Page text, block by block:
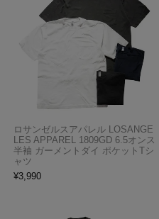
ロサンゼルスアパレル LOSANGE
LES APPAREL 1809GD 6.5オンス
半袖 ガーメントダイ ポケットTシ
ャツ
¥3,990